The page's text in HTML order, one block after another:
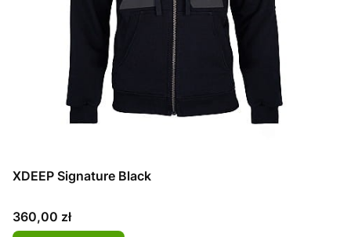
XDEEP Signature Black
Cena
360,00 zł